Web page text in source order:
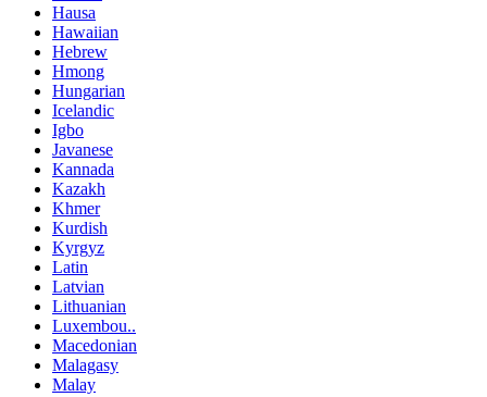
Hausa
Hawaiian
Hebrew
Hmong
Hungarian
Icelandic
Igbo
Javanese
Kannada
Kazakh
Khmer
Kurdish
Kyrgyz
Latin
Latvian
Lithuanian
Luxembou..
Macedonian
Malagasy
Malay